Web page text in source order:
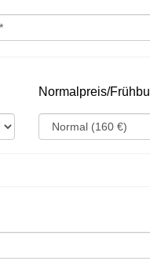
Normalpreis/